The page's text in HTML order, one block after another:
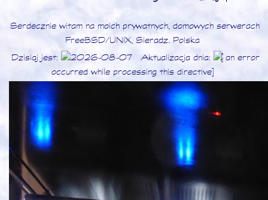
Serdecznie witam na moich prywatnych, domowych serwerach
FreeBSD/UNIX, Sieradz. Polska
Dzisiaj jest:
2026-08-07Aktualizacja dnia:
[an error
occurred while processing this directive]